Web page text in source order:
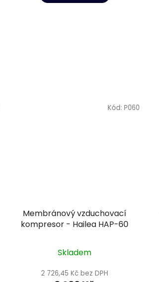
Membránový vzduchovací
kompresor - Hailea HAP-60
Skladem
2 726,45 Kč bez DPH
Kód: P060